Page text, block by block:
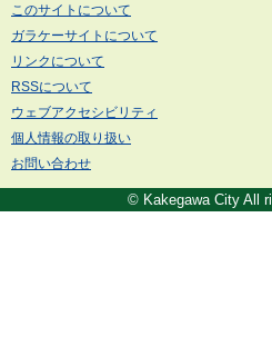
このサイトについて
ガラケーサイトについて
リンクについて
RSSについて
ウェブアクセシビリティ
個人情報の取り扱い
お問い合わせ
© Kakegawa City All